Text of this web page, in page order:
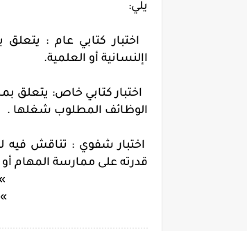
يلي:
اختبار كتابي عام : يتعلق
اإلنسانية أو العلمية.
اختبار كتابي خاص: يتعلق
الوظائف المطلوب شغلها .
اختبار شفوي : تناقش فيه
قدرته على ممارسة المهام أو